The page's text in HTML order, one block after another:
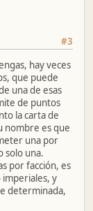
#3
hay veces
que puede
una de esas
de puntos
la carta de
nombre es que
una por
solo una.
por facción, es
imperiales, y
determinada,